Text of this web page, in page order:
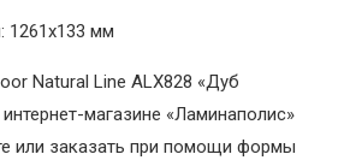
1261х133 мм
Natural Line ALX828 «Дуб
магазине «Ламинаполис»
или заказать при помощи формы